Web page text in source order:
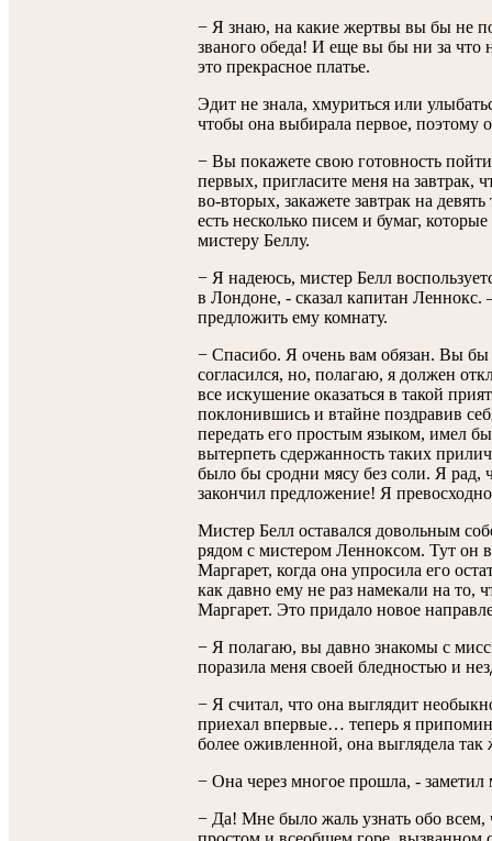
− Я знаю, на какие жертвы вы бы не
званого обеда! И еще вы бы ни за что
это прекрасное платье.
Эдит не знала, хмуриться или
чтобы она выбирала первое, поэтому
− Вы покажете свою готовность
первых, пригласите меня на завтрак,
во-вторых, закажете завтрак на
есть несколько писем и бумаг,
мистеру Беллу.
− Я надеюсь, мистер Белл
в Лондоне, - сказал капитан
предложить ему комнату.
− Спасибо. Я очень вам обязан. Вы
согласился, но, полагаю, я должен
все искушение оказаться в такой
поклонившись и втайне поздравив
передать его простым языком, имел
вытерпеть сдержанность таких
было бы сродни мясу без соли. Я рад,
закончил предложение! Я
Мистер Белл оставался довольным
рядом с мистером Ленноксом. Тут он
Маргарет, когда она упросила его
как давно ему не раз намекали на то,
Маргарет. Это придало новое
− Я полагаю, вы давно знакомы с
поразила меня своей бледностью и
− Я считал, что она выглядит
приехал впервые… теперь я
более оживленной, она выглядела
− Она через многое прошла, - заметил
− Да! Мне было жаль узнать обо